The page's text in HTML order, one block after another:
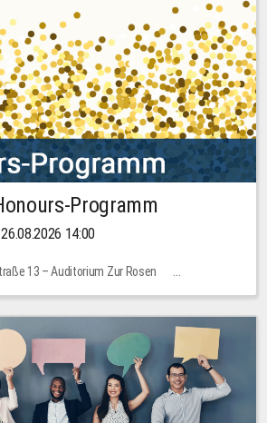
Programm
14:00
13 – Auditorium Zur Rosen